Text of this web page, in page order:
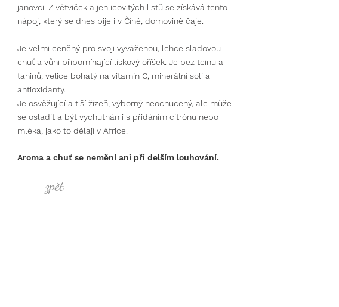
janovci. Z větviček a jehlicovitých listů se získává tento
nápoj, který se dnes pije i v Číně, domovině čaje.
Je velmi ceněný pro svoji vyváženou, lehce sladovou
chuť a vůni připomínající lískový oříšek. Je bez teinu a
taninů, velice bohatý na vitamín C, minerální soli a
antioxidanty.
Je osvěžující a tiší žízeň, výborný neochucený, ale může
se osladit a být vychutnán i s přidáním citrónu nebo
mléka, jako to dělají v Africe.
Aroma a chuť se nemění ani při delším louhování.
zpět